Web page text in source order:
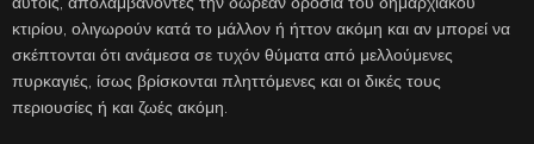
κτιρίου, ολιγωρούν κατά το μάλλον ή ήττον ακόμη και αν μπορεί να
σκέπτονται ότι ανάμεσα σε τυχόν θύματα από μελλούμενες
πυρκαγιές, ίσως βρίσκονται πληττόμενες και οι δικές τους
περιουσίες ή και ζωές ακόμη.